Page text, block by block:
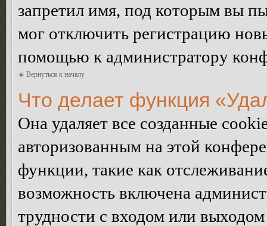
запретил имя, под которым вы
мог отключить регистрацию
помощью к администратору
Вернуться к началу
Что делает функция
Она удаляет все созданные
авторизованным на этой
функции, такие как
возможность включена
трудности с входом или